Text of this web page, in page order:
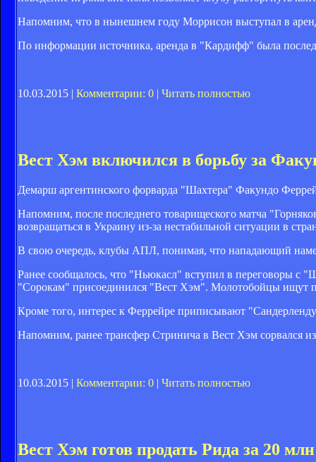
Напомним, что в нынешнем году Моррисон выступал в
По информации источника, аренда в "Кардифф" была
10.03.2015 | Комментарии: 0 | Читать полностью
Вест Хэм включился в борьбу за
Демарш аргентинского форварда "Шахтера" Факундо
Напомним, после последнего товарищеского матча
возвращаться в Украину из-за нестабильной ситуации в
В свою очередь, клубы АПЛ, понимая, что нападающий
Ранее сообщалось, что "Ньюкасл" вступил в переговоры с
"Сорокам" присоединился "Вест Хэм". Молотобойцы ищут
Кроме того, интерес к Феррейре приписывают
Напомним, ранее трансфер Стринича в Вест Хэм сорвался
10.03.2015 | Комментарии: 0 | Читать полностью
Вест Хэм готов продать Рида за 20